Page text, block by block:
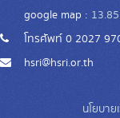
google map :
โทรศัพท์ 0 2027
hsri@hsri.or.th
นโยบาย